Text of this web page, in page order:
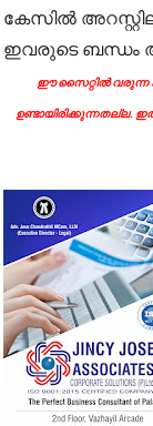
കേസിൽ
ഇവരുടെ ബന്ധം
ഈ സൈറ്റിൽ വരുന്ന
ഉണ്ടായിരിക്കുന്നതല്ല.